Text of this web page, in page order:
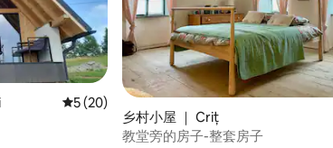
评价 平均评分 5 分（满分 5 分），共 20 条评价
5 (20)
乡村小屋 ｜ Criț
教堂旁的房子-整套房子